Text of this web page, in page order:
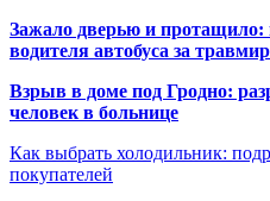
Зажало дверью и протащило:
водителя автобуса за
Взрыв в доме под Гродно:
человек в больнице
Как выбрать холодильник:
покупателей